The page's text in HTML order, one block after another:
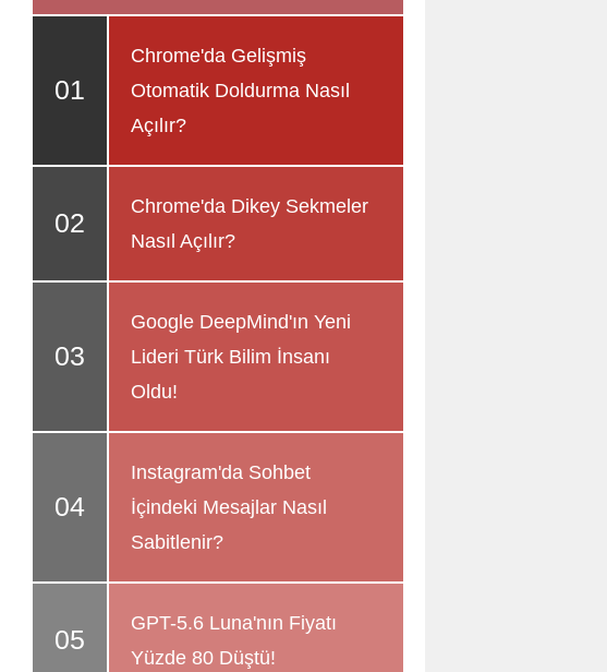
Chrome'da Gelişmiş
Otomatik Doldurma Nasıl
Açılır?
Chrome'da Dikey Sekmeler
Nasıl Açılır?
Google DeepMind'ın Yeni
Lideri Türk Bilim İnsanı
Oldu!
Instagram'da Sohbet
İçindeki Mesajlar Nasıl
Sabitlenir?
GPT-5.6 Luna'nın Fiyatı
Yüzde 80 Düştü!